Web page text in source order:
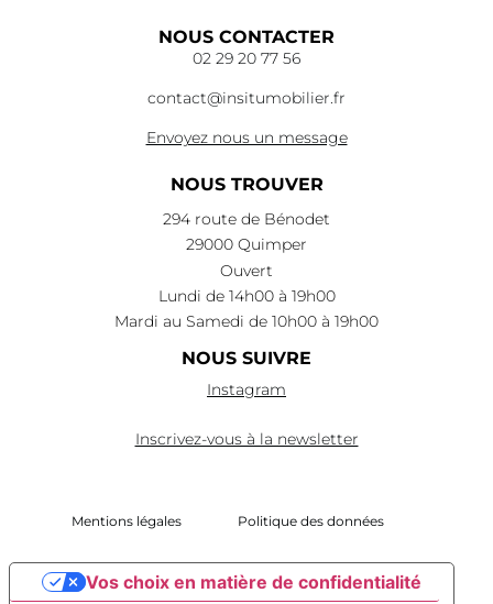
NOUS CONTACTER
02 29 20 77 56
contact@insitumobilier.fr
Envoyez nous un message
NOUS TROUVER
294 route de Bénodet
29000 Quimper
Ouvert
Lundi de 14h00 à 19h00
Mardi au Samedi de 10h00 à 19h00
NOUS SUIVRE
Instagram
Inscrivez-vous à la newsletter
Mentions légales Politique des données
Vos choix en matière de confidentialité